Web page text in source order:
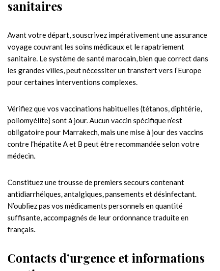
sanitaires
Avant votre départ, souscrivez impérativement une assurance
voyage couvrant les soins médicaux et le rapatriement
sanitaire. Le système de santé marocain, bien que correct dans
les grandes villes, peut nécessiter un transfert vers l’Europe
pour certaines interventions complexes.
Vérifiez que vos vaccinations habituelles (tétanos, diphtérie,
poliomyélite) sont à jour. Aucun vaccin spécifique n’est
obligatoire pour Marrakech, mais une mise à jour des vaccins
contre l’hépatite A et B peut être recommandée selon votre
médecin.
Constituez une trousse de premiers secours contenant
antidiarrhéiques, antalgiques, pansements et désinfectant.
N’oubliez pas vos médicaments personnels en quantité
suffisante, accompagnés de leur ordonnance traduite en
français.
Contacts d’urgence et informations